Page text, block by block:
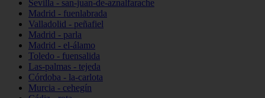
Sevilla - san-juan-de-aznalfarache
Madrid - fuenlabrada
Valladolid - peñafiel
Madrid - parla
Madrid - el-álamo
Toledo - fuensalida
Las-palmas - tejeda
Córdoba - la-carlota
Murcia - cehegín